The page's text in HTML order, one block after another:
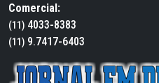
Comercial:
(11) 4033-8383
(11) 9.7417-6403